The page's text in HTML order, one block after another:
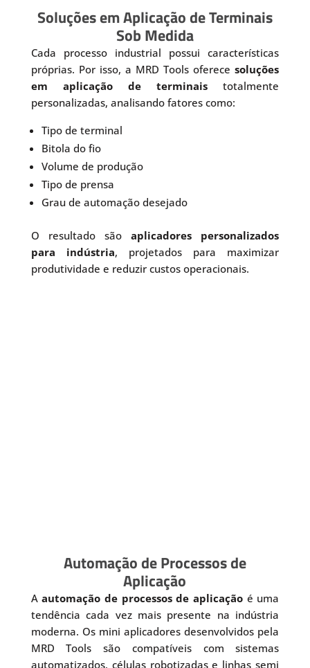
Soluções em Aplicação de Terminais
Sob Medida
Cada processo industrial possui características
próprias. Por isso, a MRD Tools oferecesoluções
em aplicação de terminais totalmente
personalizadas, analisando fatores como:
Tipo de terminal
Bitola do fio
Volume de produção
Tipo de prensa
Grau de automação desejado
O resultado sãoaplicadores personalizados
para indústria, projetados para maximizar
produtividade e reduzir custos operacionais.
Automação de Processos de
Aplicação
Aautomação de processos de aplicaçãoé uma
tendência cada vez mais presente na indústria
moderna. Os mini aplicadores desenvolvidos pela
MRD Tools são compatíveis com sistemas
automatizados, células robotizadas e linhas semi